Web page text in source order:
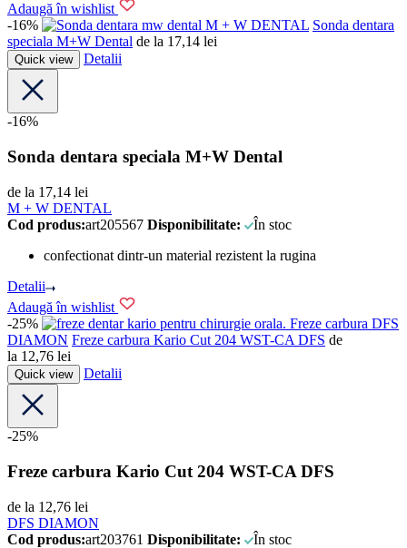
Adaugă în wishlist
-16%
M + W DENTAL Sonda dentara
speciala M+W Dental de la 17,14 lei
Quick view Detalii
-16%
Sonda dentara speciala M+W Dental
de la 17,14 lei
M + W DENTAL
Cod produs:art205567 Disponibilitate:
În stoc
confectionat dintr-un material rezistent la rugina
Detalii
Adaugă în wishlist
-25%
DFS
DIAMON Freze carbura Kario Cut 204 WST-CA DFS de
la 12,76 lei
Quick view Detalii
-25%
Freze carbura Kario Cut 204 WST-CA DFS
de la 12,76 lei
DFS DIAMON
Cod produs:art203761 Disponibilitate:
În stoc